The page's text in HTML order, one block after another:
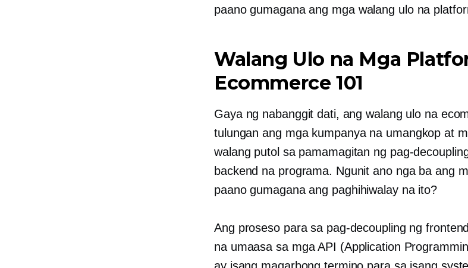
paano gumagana ang mga walang ulo na
Walang Ulo na Mga
Ecommerce 101
Gaya ng nabanggit dati, ang walang ulo na
tulungan ang mga kumpanya na umangkop at
walang putol sa pamamagitan ng pag-
backend na programa. Ngunit ano nga ba ang
paano gumagana ang paghihiwalay na ito?
Ang proseso para sa pag-decoupling ng
na umaasa sa mga API (Application